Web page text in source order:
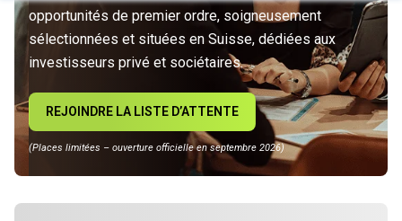
opportunités de premier ordre, soigneusement
sélectionnées et situées en Suisse, dédiées aux
investisseurs privé et sociétaires.
REJOINDRE LA LISTE D’ATTENTE
(Places limitées – ouverture officielle en septembre 2026)